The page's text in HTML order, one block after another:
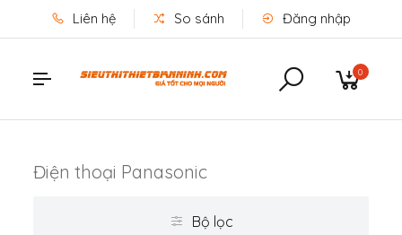
Liên hệ So sánh Đăng nhập
0
Điện thoại Panasonic
Bộ lọc